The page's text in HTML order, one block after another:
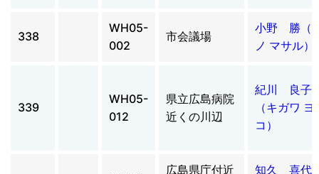
338
WH05-
002
市会議場
小野 勝（
ノ マサル）
339
WH05-
012
県立広島病院
近くの川辺
紀川 良子
（キガワ ヨ
コ）
広島県庁付近
知久 喜代